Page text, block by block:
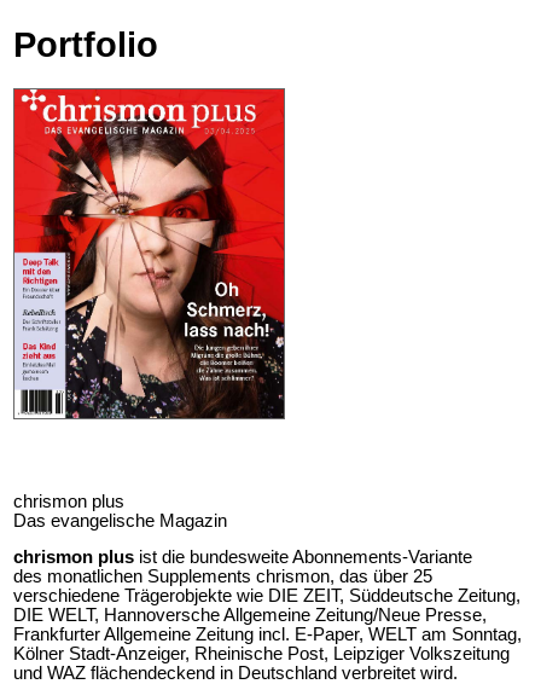
Portfolio
chrismon plus
Das evangelische Magazin
chrismon plus ist die bundesweite Abonnements-Variante
des monatlichen Supplements chrismon, das über 25
verschiedene Trägerobjekte wie DIE ZEIT, Süddeutsche Zeitung,
DIE WELT, Hannoversche Allgemeine Zeitung/Neue Presse,
Frankfurter Allgemeine Zeitung incl. E-Paper, WELT am Sonntag,
Kölner Stadt-Anzeiger, Rheinische Post, Leipziger Volkszeitung
und WAZ flächendeckend in Deutschland verbreitet wird.